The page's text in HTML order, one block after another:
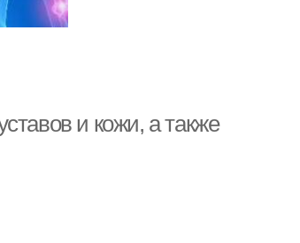
и кожи, а также